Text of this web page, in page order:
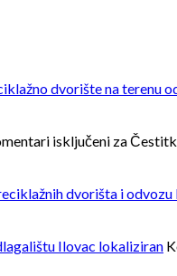
dvorište na terenu
isključeni za
dvorišta i
Ilovac lokaliziran